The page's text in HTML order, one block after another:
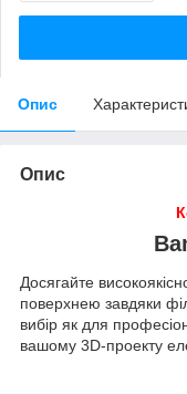
Опис
Опис
Досягайте
поверхнею завдяки
вибір як для
вашому 3D-проекту